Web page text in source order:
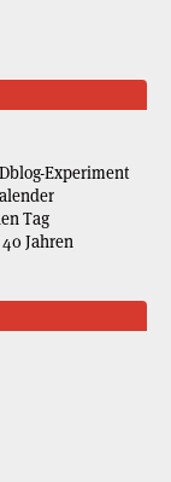
Experiment
Tag
Jahren